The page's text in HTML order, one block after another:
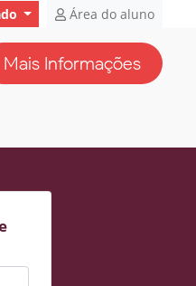
Área do aluno
Mais Informações